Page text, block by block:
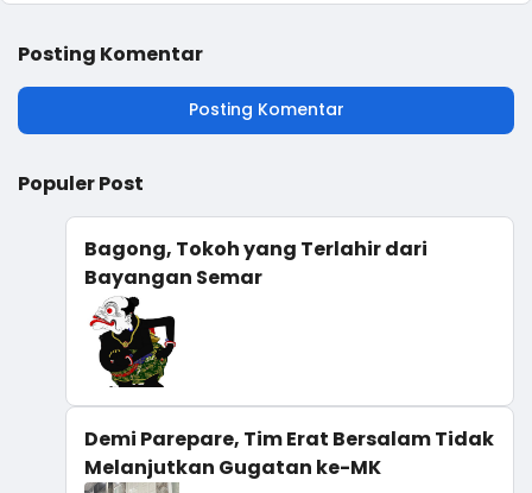
Posting Komentar
Posting Komentar
Populer Post
Bagong, Tokoh yang Terlahir dari
Bayangan Semar
Demi Parepare, Tim Erat Bersalam Tidak
Melanjutkan Gugatan ke-MK